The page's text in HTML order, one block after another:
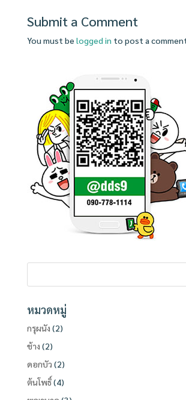
Submit a Comment
You must be logged in to post a
หมวดหมู่
กรุผนัง (2)
ช้าง (2)
ดอกบัว (2)
ต้นโพธิ์(4)